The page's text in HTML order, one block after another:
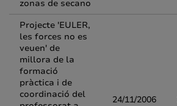
zonas de secano
Projecte 'EULER,
les forces no es
veuen' de
millora de la
formació
pràctica i de
coordinació del
24/11/2006